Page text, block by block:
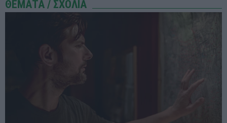
ΘΕΜΑΤΑ / ΣΧΟΛΙΑ